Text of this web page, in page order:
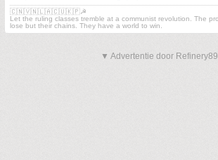
🇨🇳🇻🇳🇱🇦🇨🇺🇰🇵☭
Let the ruling classes tremble at a communist revolution. The
lose but their chains. They have a world to win.
▼ Advertentie door Refinery89